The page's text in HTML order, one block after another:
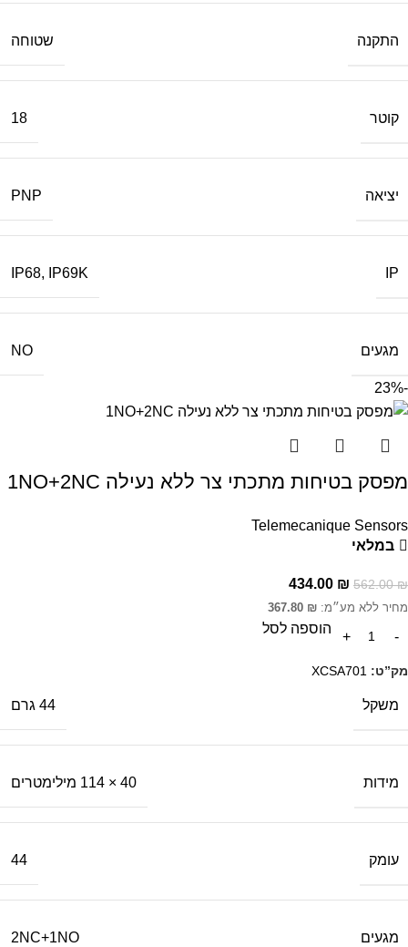
התקנה שטוחה
קוטר 18
יציאה PNP
IP
IP68, IP69K
מגעים NO
-23%
מפסק בטיחות מתכתי צר ללא נעילה 1NO+2NC
Telemecanique Sensors
במלאי
562.00₪
434.00 ₪
מחיר ללא מע״מ: 367.80 ₪
הוספה לסל
מק”ט: XCSA701
משקל 44 גרם
מידות 40 × 114 מילימטרים
עומק 44
מגעים 2NC+1NO